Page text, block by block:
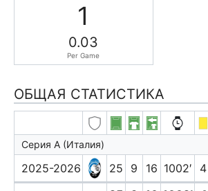
1
0.03
Per Game
ОБЩАЯ СТАТИСТИКА
Серия А (Италия)
2025-2026 25 9 16 1002′ 4